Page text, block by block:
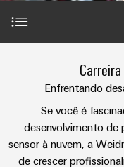
soluções
experimentadas.
de
Energia
Soluções
conexão
PUSH
IN
Computação
e
terminais
PCB
Sistemas
e
Serviço
de
Entrega
Rápida
Vendas
Informações
Políticas
de
Privacidade
Conector
emenda
DPS
Linha
Conexel
Região
Região
Sul
Fatos
números
Academia
Weidmüller
Carreira
Carreira na
Nossos Valores
Valores
Enfrentando
Se você é
desenvolvimento de
sensor à nuvem, a
de crescer